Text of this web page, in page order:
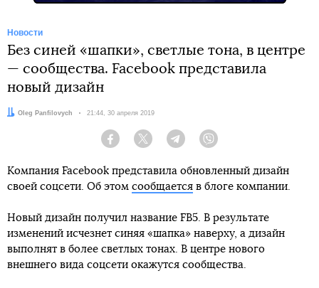
Новости
Без синей «шапки», светлые тона, в центре
— сообщества. Facebook представила
новый дизайн
Автор:
Oleg Panfilovych Дата:
21:44, 30 апреля 2019
Facebook Twitter Telegram
Компания Facebook представила обновленный дизайн
своей соцсети. Об этом сообщается в блоге компании.
Новый дизайн получил название FB5. В результате
изменений исчезнет синяя «шапка» наверху, а дизайн
выполнят в более светлых тонах. В центре нового
внешнего вида соцсети окажутся сообщества.